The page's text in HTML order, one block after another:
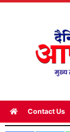
Contact Us